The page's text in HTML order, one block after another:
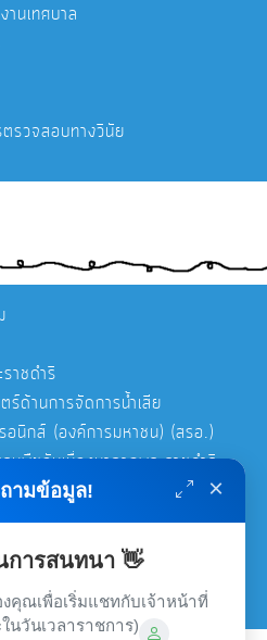
นเทศบาล
รวจสอบทางวินัย
าชดำริ
ร์ด้านการจัดการน้ำเสีย
อนิกส์ (องค์การมหาชน) (สรอ.)
มพืชอันเนื่องมาจากพระราชดำริ
วามสดวกฯ
รัฐ (INFO)
งหวัดชายแดนภาคใต้ ศอ.บต.
ามข้อมูล! ×
การสนทนา 👋
คุณเพื่อเริ่มแชทกับเจ้าหน้าที่
นวันเวลาราชการ)